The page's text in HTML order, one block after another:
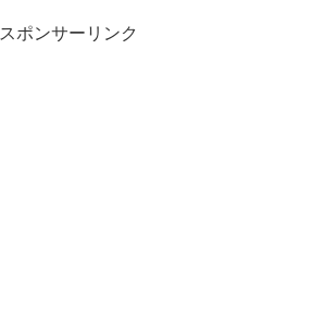
スポンサーリンク